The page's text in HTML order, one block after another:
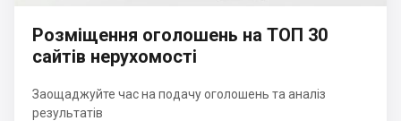
Розміщення оголошень на ТОП 30
сайтів нерухомості
Заощаджуйте час на подачу оголошень та аналіз
результатів